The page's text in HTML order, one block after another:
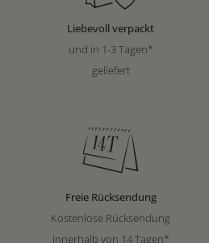
Liebevoll verpackt
und in 1-3 Tagen*
geliefert
Freie Rücksendung
Kostenlose Rücksendung
innerhalb von 14 Tagen*